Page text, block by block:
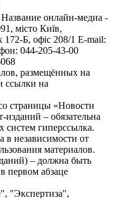
онлайн-медиа -
місто Київ,
Б, офіс 208/1 E-mail:
044-205-43-00
размещённых на
ссылки на
страницы «Новости
– обязательна
систем гиперссылка.
в независимости от
материалов.
– должна быть
первом абзаце
"Экспертиза",